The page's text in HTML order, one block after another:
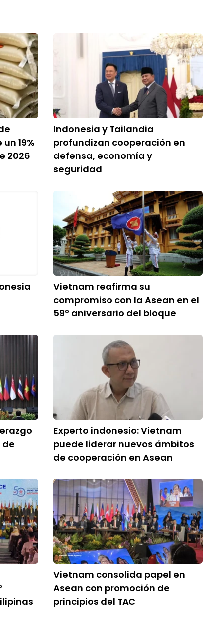
19%
2026
Indonesia y Tailandia
profundizan cooperación en
defensa, economía y
seguridad
Vietnam reafirma su
compromiso con la Asean en el
59º aniversario del bloque
de
Experto indonesio: Vietnam
puede liderar nuevos ámbitos
de cooperación en Asean
Vietnam consolida papel en
Asean con promoción de
principios del TAC